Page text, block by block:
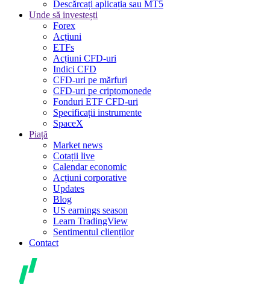
Descărcați aplicația sau MT5
Unde să investești
Forex
Acțiuni
ETFs
Acțiuni CFD-uri
Indici CFD
CFD-uri pe mărfuri
CFD-uri pe criptomonede
Fonduri ETF CFD-uri
Specificații instrumente
SpaceX
Piață
Market news
Cotații live
Calendar economic
Acțiuni corporative
Updates
Blog
US earnings season
Learn TradingView
Sentimentul clienților
Contact